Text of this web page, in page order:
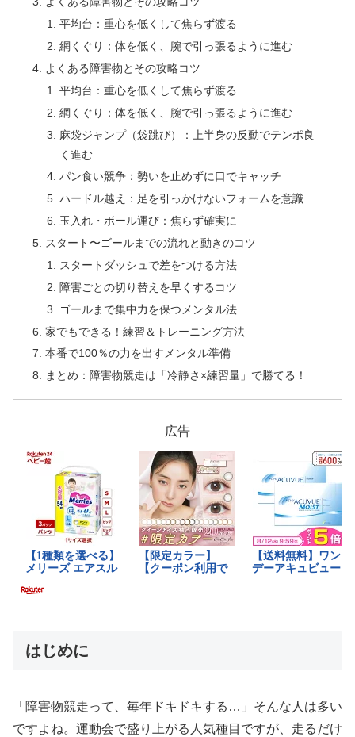
平均台：重心を低くして焦らず渡る
網くぐり：体を低く、腕で引っ張るように進む
よくある障害物とその攻略コツ
平均台：重心を低くして焦らず渡る
網くぐり：体を低く、腕で引っ張るように進む
麻袋ジャンプ（袋跳び）：上半身の反動でテンポ良
く進む
パン食い競争：勢いを止めずに口でキャッチ
ハードル越え：足を引っかけないフォームを意識
玉入れ・ボール運び：焦らず確実に
スタート〜ゴールまでの流れと動きのコツ
スタートダッシュで差をつける方法
障害ごとの切り替えを早くするコツ
ゴールまで集中力を保つメンタル法
家でもできる！練習＆トレーニング方法
本番で100％の力を出すメンタル準備
まとめ：障害物競走は「冷静さ×練習量」で勝てる！
広告
はじめに
「障害物競走って、毎年ドキドキする…」そんな人は多い
ですよね。運動会で盛り上がる人気種目ですが、走るだけ